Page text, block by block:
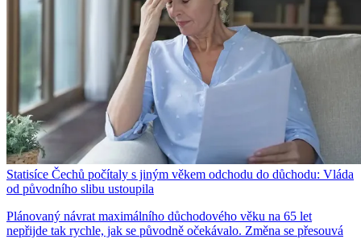
Statisíce Čechů počítaly s jiným věkem odchodu do důchodu: Vláda
od původního slibu ustoupila
Plánovaný návrat maximálního důchodového věku na 65 let
nepřijde tak rychle, jak se původně očekávalo. Změna se přesouvá